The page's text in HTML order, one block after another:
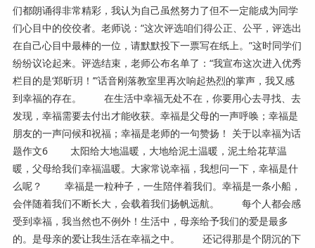
们都朗诵得非常精彩，我认为自己虽然努力了但不一定能成为同学
们心目中的佼佼者。老师说：“这次评选咱们得公正、公平，评选出
在自己心目中最棒的一位，请默默投下一票写在纸上。”这时同学们
纷纷议论起来。评选结束，老师公布名单了：“我宣布这次进入优秀
栏目的是‘郑昕玥！’”话音刚落教室里再次响起热烈的掌声，我又感
到幸福的存在。 在生活中幸福无处不在，你要用心去寻找、去
发现，幸福需要去付出才能收获。幸福是父母的一声呼唤；幸福是
朋友的一声问候和祝福；幸福是老师的一句赞扬！ 关于以幸福为话
题作文6 太阳给大地温暖，大地给泥土温暖，泥土给花草温
暖，父母给我们幸福温暖。大家常说幸福，我想问一下，幸福是什
么呢？ 幸福是一粒种子，一生陪伴着我们。幸福是一条小船，
会伴随着我们不断长大，会载着我们扬帆远航。 每个人都会感
受到幸福，我当然也不例外！生活中，母亲给予我们的爱是最多
的。是母亲的爱让我生活在幸福之中。 还记得那是个阴沉的下